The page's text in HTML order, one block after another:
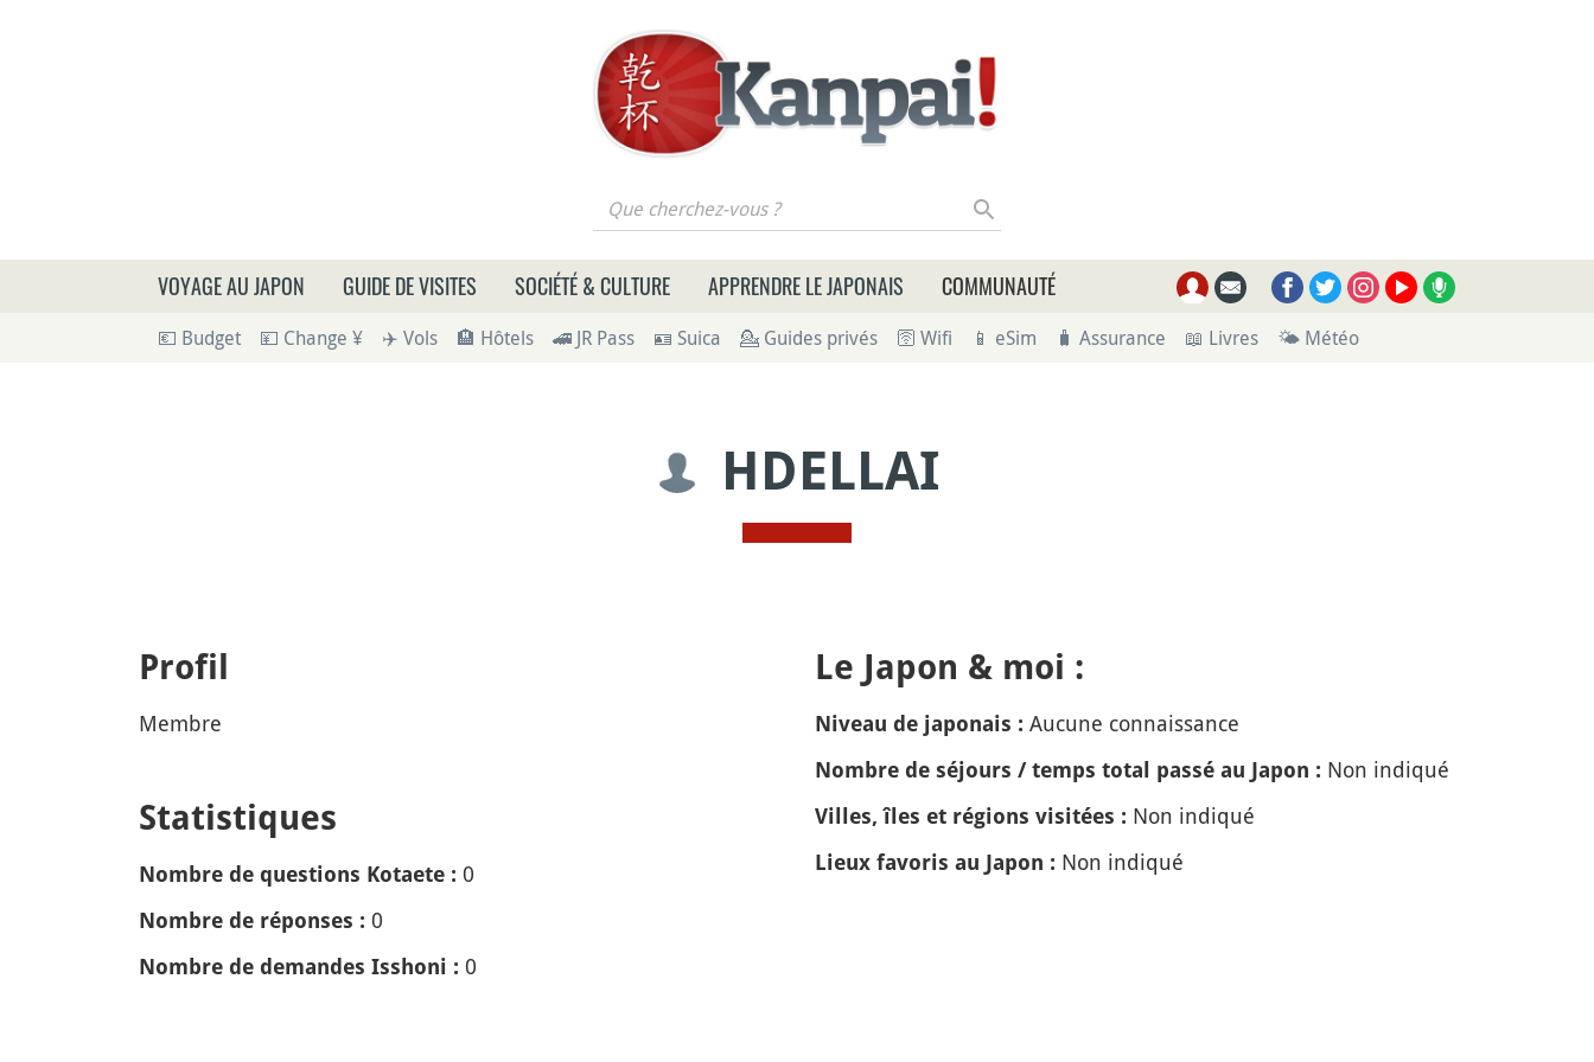
Que cherchez-vous ?
VOYAGE AU JAPON GUIDE DE VISITES SOCIÉTÉ & CULTURE APPRENDRE LE JAPONAIS COMMUNAUTÉ
💶 Budget 💴 Change ¥ ✈️ Vols 🏨 Hôtels 🚄 JR Pass 🪪 Suica 💁 Guides privés 🛜 Wifi 📱 eSim 🧳 Assurance 📖 Livres 🌤 Météo
HDELLAI
Profil
Membre
Statistiques
Nombre de questions Kotaete : 0
Nombre de réponses : 0
Nombre de demandes Isshoni : 0
Le Japon & moi :
Niveau de japonais : Aucune connaissance
Nombre de séjours / temps total passé au Japon : Non indiqué
Villes, îles et régions visitées : Non indiqué
Lieux favoris au Japon : Non indiqué